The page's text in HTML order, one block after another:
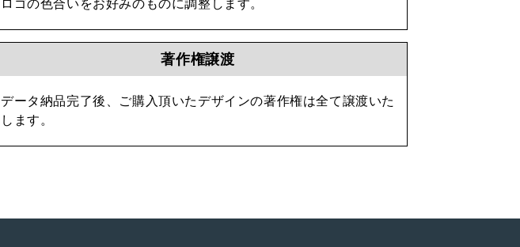
ロゴの色合いをお好みのものに調整します。
著作権譲渡
データ納品完了後、ご購入頂いたデザインの著作権は全て譲渡いた
します。